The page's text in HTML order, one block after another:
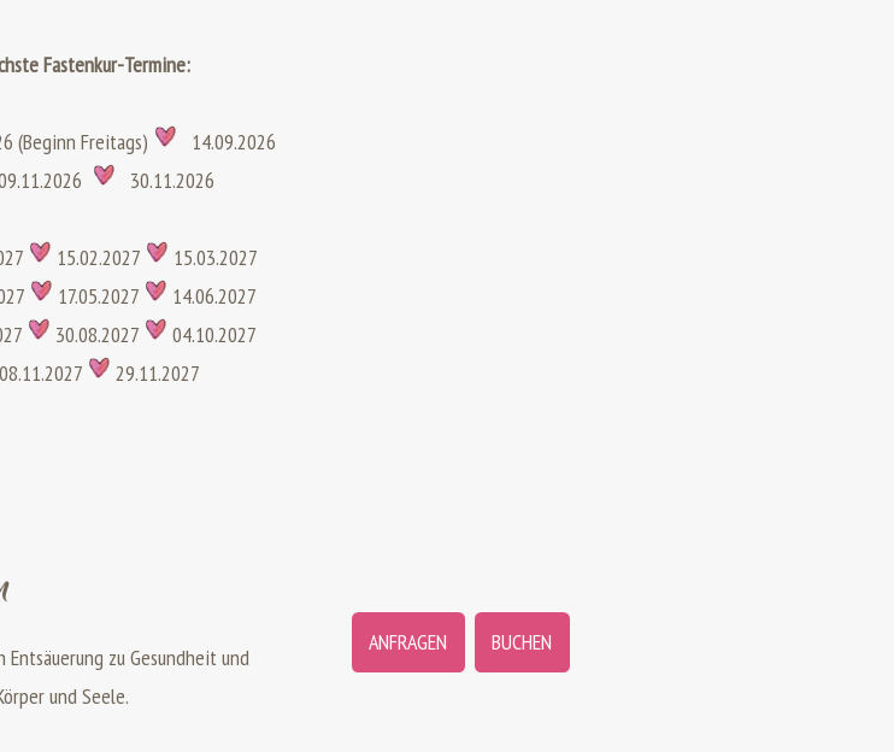
Fastenkur-Termine:
(Beginn Freitags)
14.09.2026
30.11.2026
15.02.2027
15.03.2027
17.05.2027
14.06.2027
30.08.2027
04.10.2027
08.11.2027
29.11.2027
Entsäuerung zu Gesundheit und
und Seele.
ANFRAGEN BUCHEN